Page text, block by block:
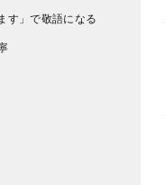
す」で敬語になる